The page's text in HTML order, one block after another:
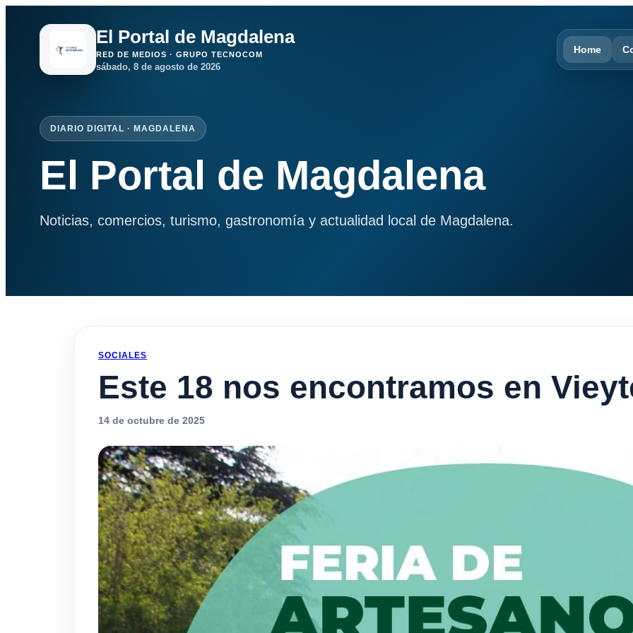
El Portal de Magdalena
RED DE MEDIOS · GRUPO TECNOCOM
sábado, 8 de agosto de 2026
Home
DIARIO DIGITAL · MAGDALENA
El Portal de Magdalena
Noticias, comercios, turismo, gastronomía y actualidad local de Magdalena.
SOCIALES
Este 18 nos encontramos en
14 de octubre de 2025